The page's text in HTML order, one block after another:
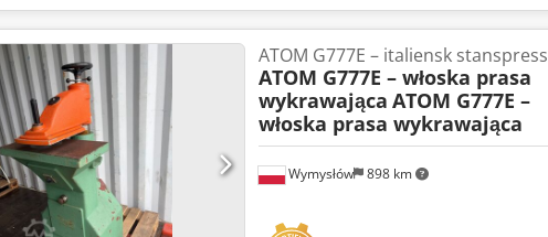
Wymysłów 898 km
ATOM G777E – italiensk stanspress
ATOM G777E – włoska prasa
wykrawająca ATOM G777E –
włoska prasa wykrawająca